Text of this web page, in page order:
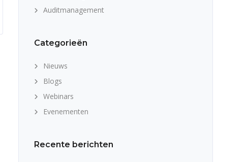
Auditmanagement
Categorieën
Nieuws
Blogs
Webinars
Evenementen
Recente berichten